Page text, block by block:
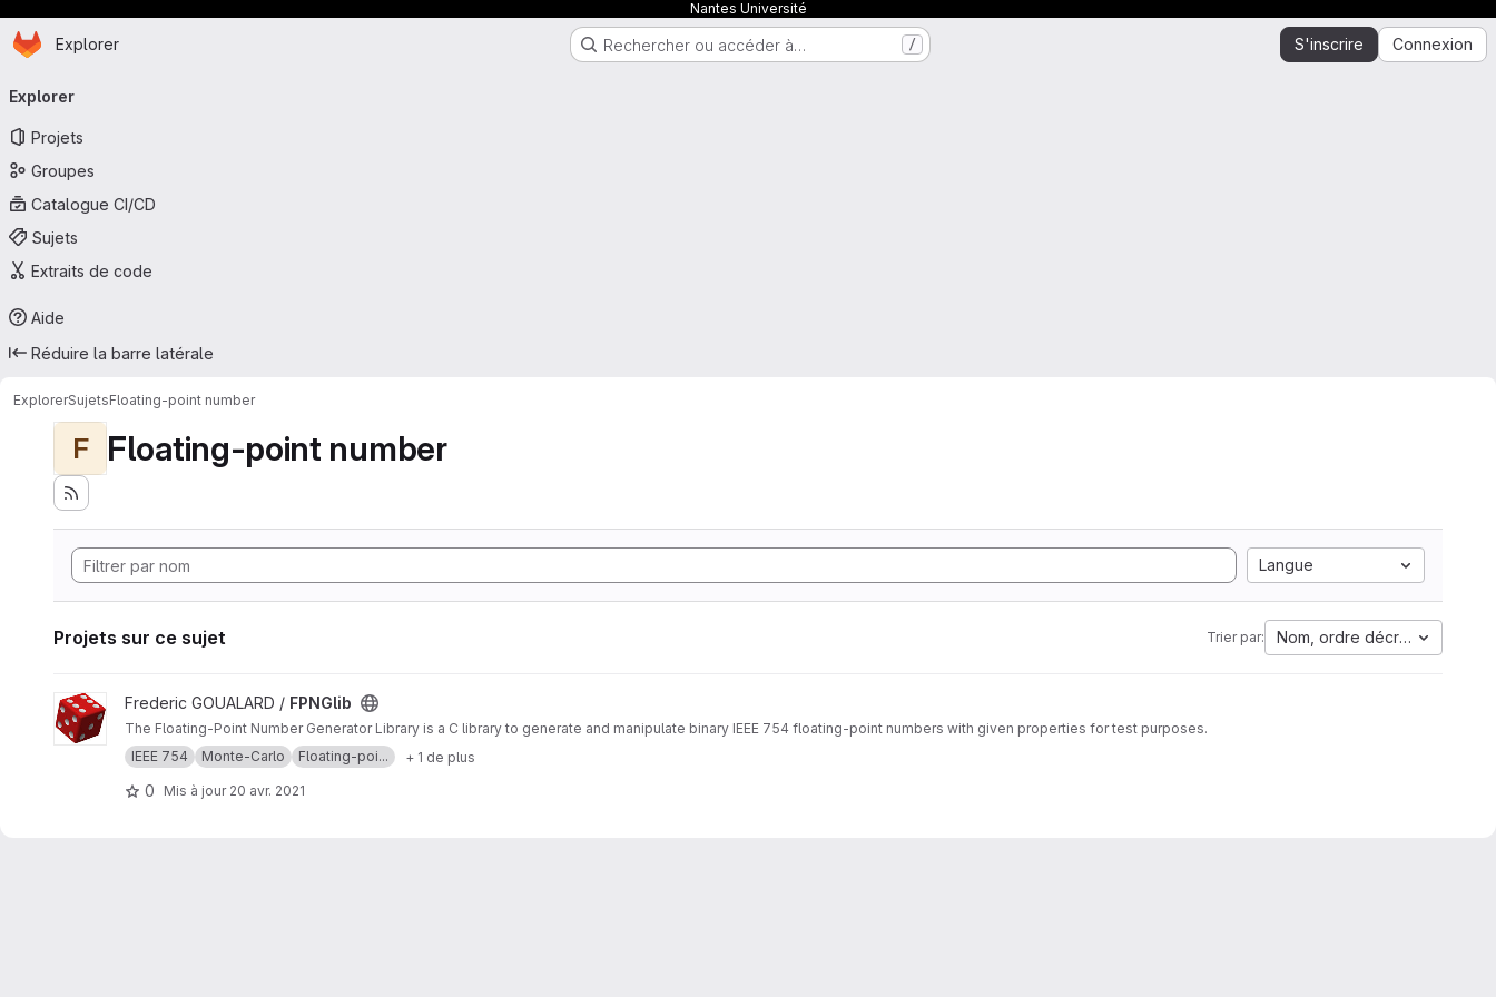
Nantes Université
Passer au contenu principal
Page d'accueil
Explorer Rechercher ou accéder à… / S'inscrire Connexion
principale
Explorer
Projets
Groupes
Catalogue CI/CD
Sujets
Extraits de code
Aide
Réduire la barre latérale
ExplorerSujetsFloating-point number
F Floating-point number
Langue
Projets sur ce sujet Trier par: Nom, ordre décroissant
Afficher le projet FPNGlib
Frederic GOUALARD / FPNGlib
The Floating-Point Number Generator Library is a C library to generate and manipulate binary IEEE 754 floating-point numbers with given properties for test purposes.
IEEE 754
Monte-Carlo Floating-poi... + 1 de plus
0 Mis à jour 20 avr. 2021